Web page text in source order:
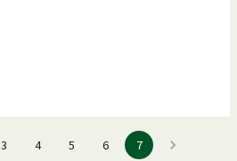
3 4 5 6 7